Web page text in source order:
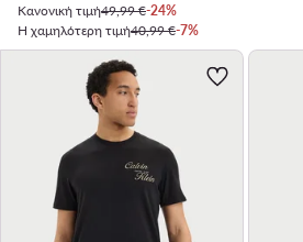
Κανονική τιμή49,99 €-24%
Η χαμηλότερη τιμή40,99 €-7%